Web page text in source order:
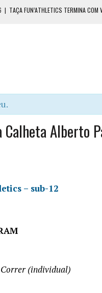
| TAÇA FUN’ATHLETICS TERMINA
Alberto
– sub-12
(individual)